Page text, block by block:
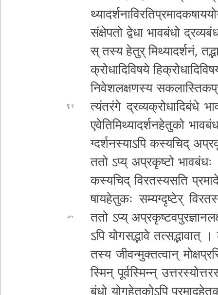
संक्षेपतो द्वेधा भा­व­बं­धो
स् तस्य हेतुर् मि­थ्या­द­र्श­नं­,
क्रो­धा­दि­वि­ष­ये
नि­वे­श
२
ल­क्ष­ण­स्य
त्यं­त­रं­गे द्र­व्य­क्रो­धा­दि­बं­धे
ए­वे­ति­मि­थ्या­द­र्श­न­हे­तु­को
ग्द­र्श­न­स्या­ऽ­पि क­स्य­चि­द्
ततो ऽप्य् अ­प्र­कृ­ष्टो
क­स्य­चि­द् वि­र­त­स्य­स­ति
षा­य­हे
०५
तुकः स­म्य­ग्दृ­ष्टे­र्
ततो ऽप्य्
ऽ­पि यो­ग­स­द्भा­वे
तस्य जी­व­न्मु­क्त­त्वा­न्
स्मि­न् पू­र्व­स्मि­न्न्
बंधो यो­ग­हे­तु­को­ऽ­पि